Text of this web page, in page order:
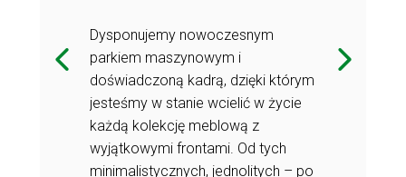
Dysponujemy nowoczesnym
parkiem maszynowym i
doświadczoną kadrą, dzięki którym
jesteśmy w stanie wcielić w życie
każdą kolekcję meblową z
wyjątkowymi frontami. Od tych
minimalistycznych, jednolitych – po
produkt i co